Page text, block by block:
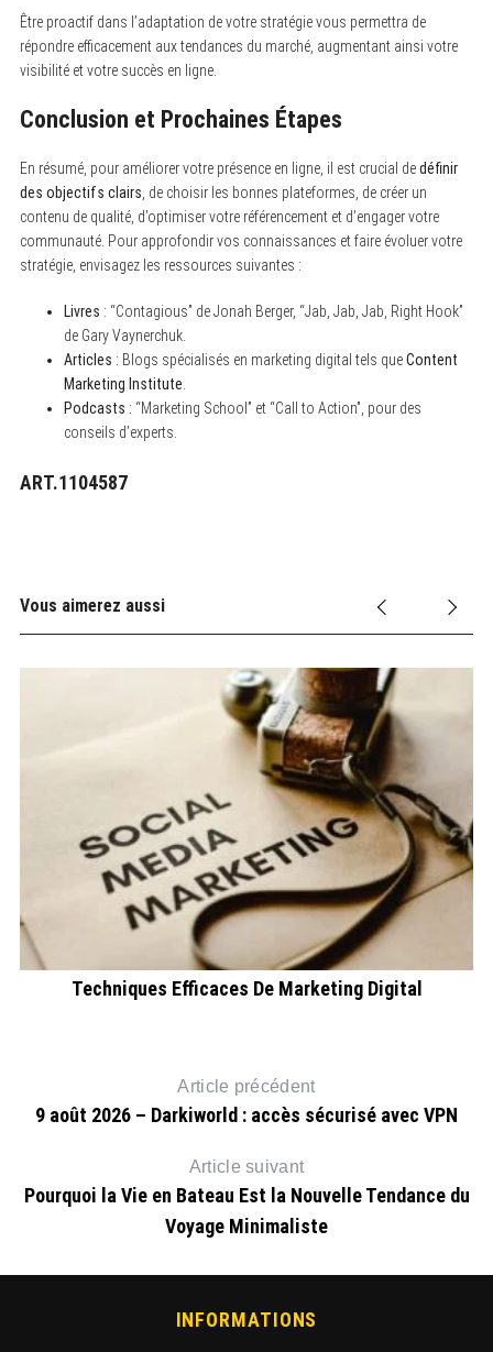
Être proactif dans l’adaptation de votre stratégie vous permettra de
répondre efficacement aux tendances du marché, augmentant ainsi votre
visibilité et votre succès en ligne.
Conclusion et Prochaines Étapes
En résumé, pour améliorer votre présence en ligne, il est crucial dedéfinir
des objectifs clairs , de choisir les bonnes plateformes, de créer un
contenu de qualité, d’optimiser votre référencement et d’engager votre
communauté. Pour approfondir vos connaissances et faire évoluer votre
stratégie, envisagez les ressources suivantes :
Livres : “Contagious” de Jonah Berger, “Jab, Jab, Jab, Right Hook”
de Gary Vaynerchuk.
Articles : Blogs spécialisés en marketing digital tels queContent
Marketing Institute
Podcasts : “Marketing School” et “Call to Action”, pour des
conseils d’experts.
ART.1104587
Vous aimerez aussi
Techniques Efficaces De Marketing Digital
Article précédent
9 août 2026 – Darkiworld : accès sécurisé avec VPN
Article suivant
Pourquoi la Vie en Bateau Est la Nouvelle Tendance du
Voyage Minimaliste
INFORMATIONS